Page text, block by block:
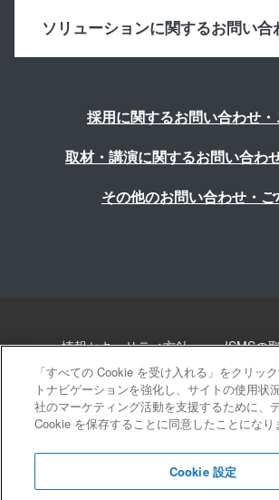
ソリューションに関するお問い合
採用に関するお問い合わせ
取材・講演に関するお問い合わ
その他のお問い合わせ・
情報セキュリティ方針 ISMSの
個人情報について 勧誘方針 こ
サイトマップ
「すべての Cookie を受け入れる」をクリッ
トナビゲーションを強化し、サイトの使用状
社のマーケティング活動を支援するために、
Cookie を保存することに同意したことになり
Cookie 設定